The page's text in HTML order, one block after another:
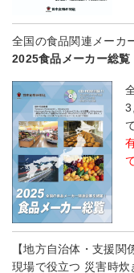
全国の食品関連メー
2025食品メーカー総覧
【地方自治体・支援関
現場で役立つ 災害時炊